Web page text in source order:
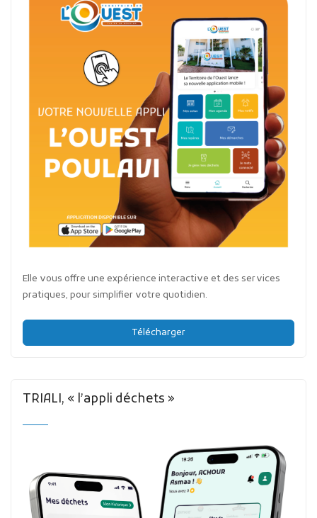
Elle vous offre une expérience interactive et des services
pratiques, pour simplifier votre quotidien.
Télécharger
TRIALI, « l’appli déchets »